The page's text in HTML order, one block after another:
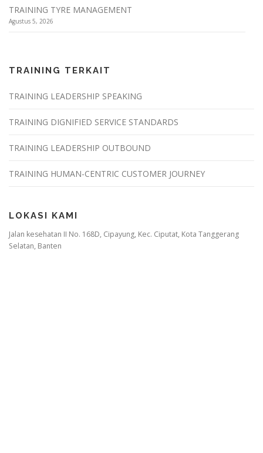
TRAINING TYRE MANAGEMENT
Agustus 5, 2026
TRAINING TERKAIT
TRAINING LEADERSHIP SPEAKING
TRAINING DIGNIFIED SERVICE STANDARDS
TRAINING LEADERSHIP OUTBOUND
TRAINING HUMAN-CENTRIC CUSTOMER JOURNEY
LOKASI KAMI
Jalan kesehatan II No. 168D, Cipayung, Kec. Ciputat, Kota Tanggerang
Selatan, Banten